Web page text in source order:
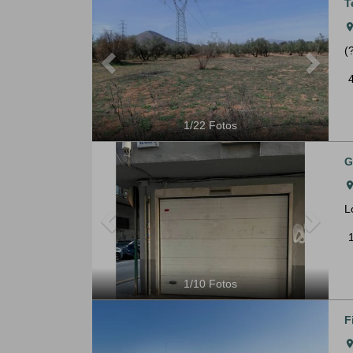
1/22Fotos
room
Previous
1/10Fotos
room
room